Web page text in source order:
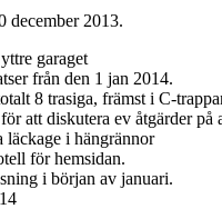
december 2013.
garaget
från den 1 jan 2014.
8 trasiga, främst i C-
att diskutera ev åtgärder på
i hängrännor
för hemsidan.
i början av januari.